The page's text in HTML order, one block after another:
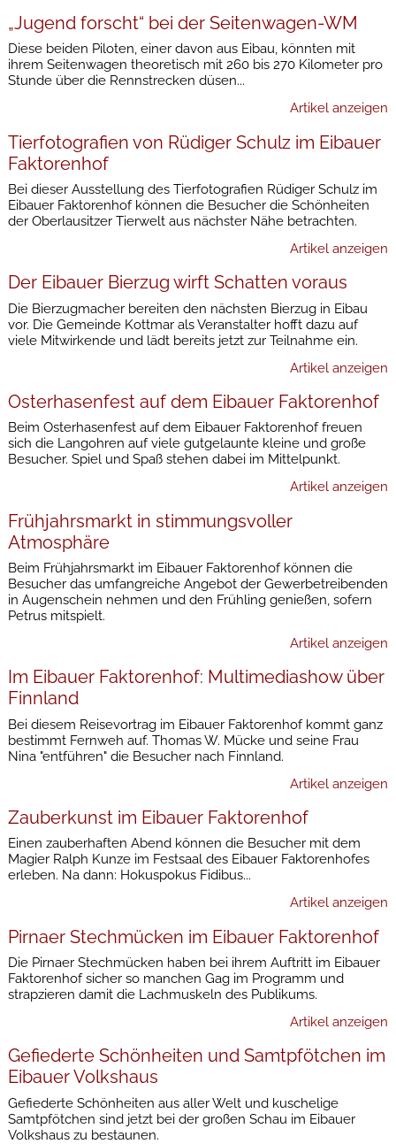
„Jugend forscht“ bei der Seitenwagen-WM
Diese beiden Piloten, einer davon aus Eibau, könnten mit
ihrem Seitenwagen theoretisch mit 260 bis 270 Kilometer pro
Stunde über die Rennstrecken düsen...
Artikel anzeigen
Tierfotografien von Rüdiger Schulz im Eibauer
Faktorenhof
Bei dieser Ausstellung des Tierfotografien Rüdiger Schulz im
Eibauer Faktorenhof können die Besucher die Schönheiten
der Oberlausitzer Tierwelt aus nächster Nähe betrachten.
Artikel anzeigen
Der Eibauer Bierzug wirft Schatten voraus
Die Bierzugmacher bereiten den nächsten Bierzug in Eibau
vor. Die Gemeinde Kottmar als Veranstalter hofft dazu auf
viele Mitwirkende und lädt bereits jetzt zur Teilnahme ein.
Artikel anzeigen
Osterhasenfest auf dem Eibauer Faktorenhof
Beim Osterhasenfest auf dem Eibauer Faktorenhof freuen
sich die Langohren auf viele gutgelaunte kleine und große
Besucher. Spiel und Spaß stehen dabei im Mittelpunkt.
Artikel anzeigen
Frühjahrsmarkt in stimmungsvoller
Atmosphäre
Beim Frühjahrsmarkt im Eibauer Faktorenhof können die
Besucher das umfangreiche Angebot der Gewerbetreibenden
in Augenschein nehmen und den Frühling genießen, sofern
Petrus mitspielt.
Artikel anzeigen
Im Eibauer Faktorenhof: Multimediashow über
Finnland
Bei diesem Reisevortrag im Eibauer Faktorenhof kommt ganz
bestimmt Fernweh auf. Thomas W. Mücke und seine Frau
Nina "entführen" die Besucher nach Finnland.
Artikel anzeigen
Zauberkunst im Eibauer Faktorenhof
Einen zauberhaften Abend können die Besucher mit dem
Magier Ralph Kunze im Festsaal des Eibauer Faktorenhofes
erleben. Na dann: Hokuspokus Fidibus...
Artikel anzeigen
Pirnaer Stechmücken im Eibauer Faktorenhof
Die Pirnaer Stechmücken haben bei ihrem Auftritt im Eibauer
Faktorenhof sicher so manchen Gag im Programm und
strapzieren damit die Lachmuskeln des Publikums.
Artikel anzeigen
Gefiederte Schönheiten und Samtpfötchen im
Eibauer Volkshaus
Gefiederte Schönheiten aus aller Welt und kuschelige
Samtpfötchen sind jetzt bei der großen Schau im Eibauer
Volkshaus zu bestaunen.